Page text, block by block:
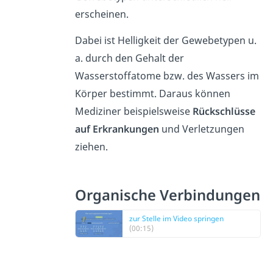
erscheinen.
Dabei ist Helligkeit der Gewebetypen u.
a. durch den Gehalt der
Wasserstoffatome bzw. des Wassers im
Körper bestimmt. Daraus können
Mediziner beispielsweise Rückschlüsse
auf Erkrankungen und Verletzungen
ziehen.
Organische Verbindungen
zur Stelle im Video springen
(00:15)